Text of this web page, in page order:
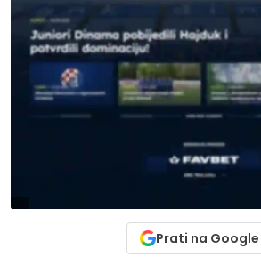
Prati na Google